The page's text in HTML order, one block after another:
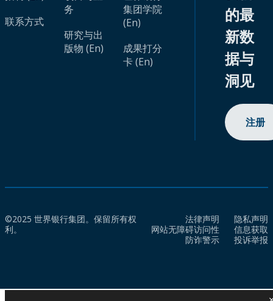
联系方式
务
研究与出
版物 (En)
集团学院
(En)
成果打分
卡 (En)
的最
新数
据与
洞见
注册
©2025 世界银行集团。保留所有权
利。
法律声明
隐私声明
网站无障碍访问性
信息获取
防诈警示
投诉举报